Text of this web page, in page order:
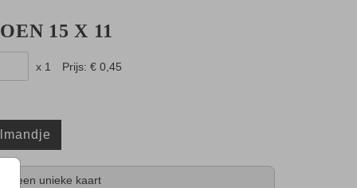
15 X 11
x 1 Prijs:€ 0,45
een unieke kaart